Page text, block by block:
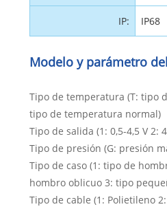
IP: IP68
Modelo y parámetro
Tipo de temperatura (T: tipo
tipo de temperatura normal)
Tipo de salida (1: 0,5-4,5 V 2:
Tipo de presión (G: presión
Tipo de caso (1: tipo de
hombro oblicuo 3: tipo
Tipo de cable (1: Polietileno